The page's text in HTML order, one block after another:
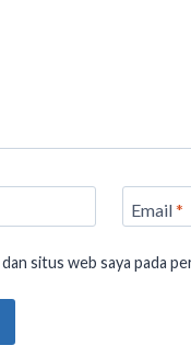
Email*
dan situs web saya pada